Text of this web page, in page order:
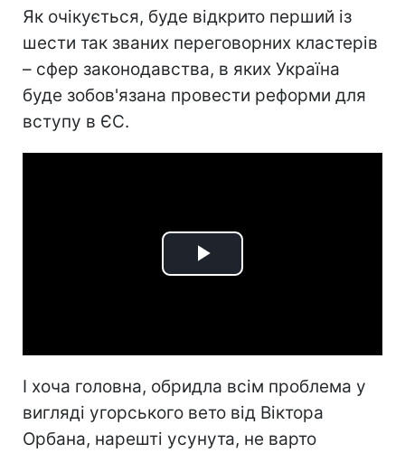
Як очікується, буде відкрито перший із
шести так званих переговорних кластерів
– сфер законодавства, в яких Україна
буде зобов'язана провести реформи для
вступу в ЄС.
Play
І хоча головна, обридла всім проблема у
вигляді угорського вето від Віктора
Орбана, нарешті усунута, не варто